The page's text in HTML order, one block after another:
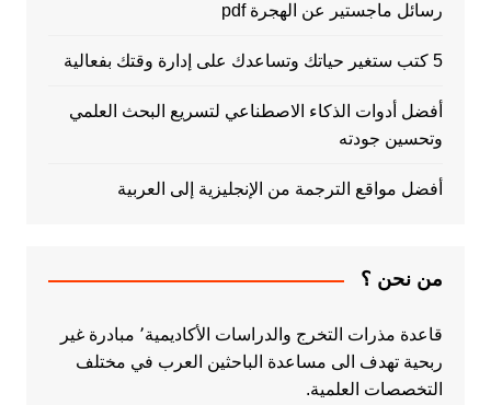
رسائل ماجستير عن الهجرة pdf
5 كتب ستغير حياتك وتساعدك على إدارة وقتك بفعالية
أفضل أدوات الذكاء الاصطناعي لتسريع البحث العلمي
وتحسين جودته
أفضل مواقع الترجمة من الإنجليزية إلى العربية
من نحن ؟
قاعدة مذرات التخرج والدراسات الأكاديمية٬ مبادرة غير
ربحية تهدف الى مساعدة الباحثين العرب في مختلف
التخصصات العلمية.